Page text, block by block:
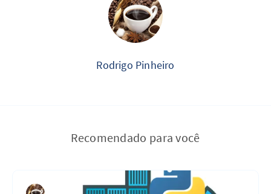
Rodrigo Pinheiro
Recomendado para você